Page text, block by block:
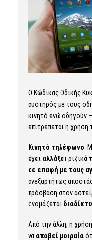
Ο Κώδικας Οδικής
αυστηρός με τους
κινητό ενώ οδηγούν
επιτρέπεται η χρήση
Κινητό τηλέφωνο .
έχει αλλάξει ριζικά
σε επαφή με τους
ανεξαρτήτως
πρόσβαση στον
ονομάζεται
Από την άλλη, η
να αποβεί μοιραία